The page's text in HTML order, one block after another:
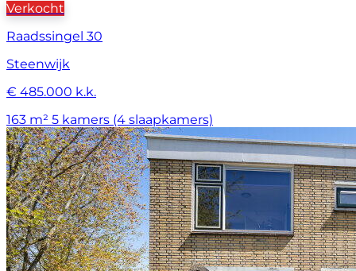
Verkocht
Raadssingel 30
Steenwijk
€ 485.000 k.k.
163 m² 5 kamers (4 slaapkamers)